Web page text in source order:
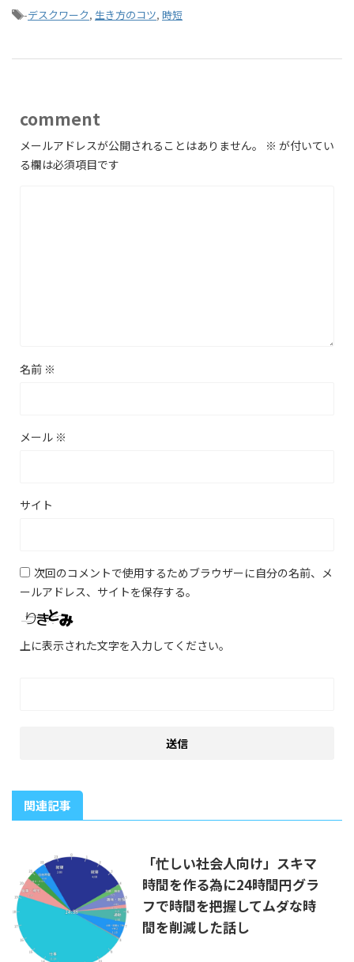
-デスクワーク, 生き方のコツ, 時短
comment
メールアドレスが公開されることはありません。 ※ が付いてい
る欄は必須項目です
名前 ※
メール ※
サイト
次回のコメントで使用するためブラウザーに自分の名前、メ
ールアドレス、サイトを保存する。
上に表示された文字を入力してください。
関連記事
「忙しい社会人向け」スキマ
時間を作る為に24時間円グラ
フで時間を把握してムダな時
間を削減した話し